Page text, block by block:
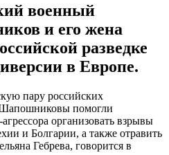
военный
и его жена
разведке
в Европе.
пару российских
помогли
организовать взрывы
и Болгарии, а также отравить
Гебрева, говорится в